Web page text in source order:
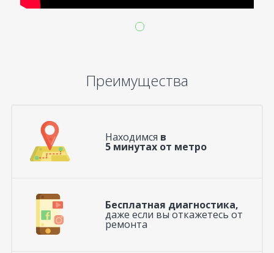
Преимущества
Находимся в
5 минутах от метро
Бесплатная диагностика,
даже если вы откажетесь от
ремонта